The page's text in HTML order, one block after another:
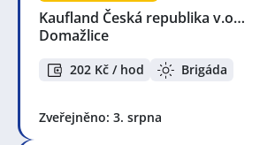
Kaufland Česká republika v.o…
Domažlice
202 Kč / hod Brigáda
Zveřejněno: 3. srpna